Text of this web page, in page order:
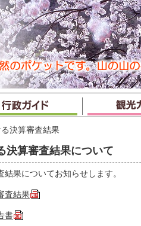
決算審査結果
決算審査結果について
果についてお知らせします。
査結果
書